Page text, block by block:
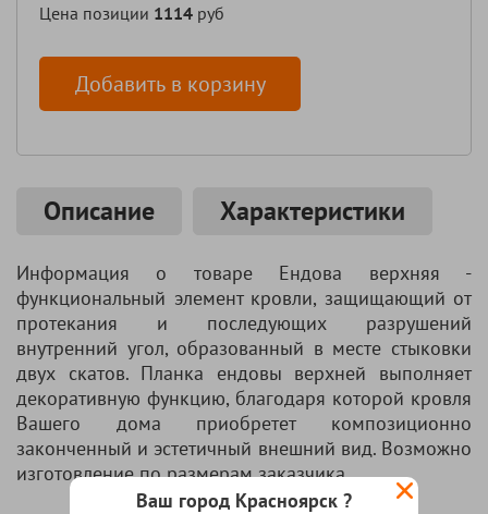
Ваш город Красноярск ?
Цена позиции 1114 руб
Добавить в корзину
Описание Характеристики
Информация о товаре Ендова верхняя -
функциональный элемент кровли, защищающий от
протекания и последующих разрушений
внутренний угол, образованный в месте стыковки
двух скатов. Планка ендовы верхней выполняет
декоративную функцию, благодаря которой кровля
Вашего дома приобретет композиционно
законченный и эстетичный внешний вид. Возможно
изготовление по размерам заказчика.